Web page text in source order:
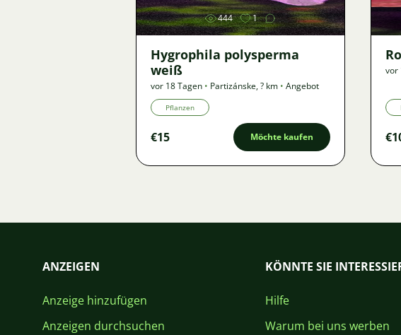
444 1
Hygrophila polysperma
weiß
vor 18 Tagen • Partizánske,? km • Angebot
Pflanzen
€15 Möchte kaufen
vor
ANZEIGEN
Anzeige hinzufügen
Anzeigen durchsuchen
KÖNNTE SIE
Hilfe
Warum bei uns werben